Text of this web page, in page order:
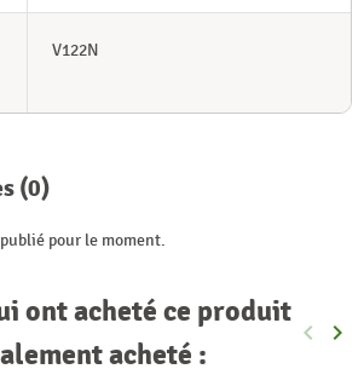
V122N
(0)
pour le moment.
ont acheté ce produit
acheté :
keyboard_arrow_left keyboard_arrow_right